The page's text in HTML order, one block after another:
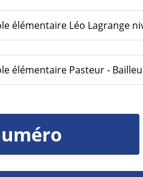
élémentaire Léo Lagrange
élémentaire Pasteur -